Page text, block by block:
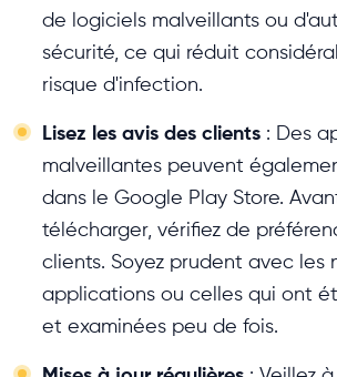
de logiciels malveillants ou
sécurité, ce qui réduit
risque d'infection.
Lisez les avis des clients : Des
malveillantes peuvent
dans le Google Play Store.
télécharger, vérifiez de
clients. Soyez prudent avec les
applications ou celles qui ont
et examinées peu de fois.